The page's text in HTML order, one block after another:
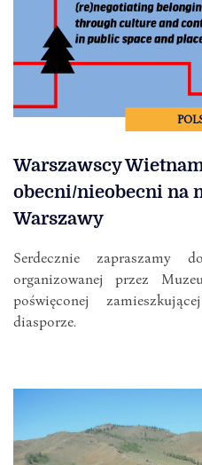
Warszawscy
obecni/nieobecni na
Warszawy
Serdecznie zapraszamy
organizowanej przez
poświęconej
diasporze.